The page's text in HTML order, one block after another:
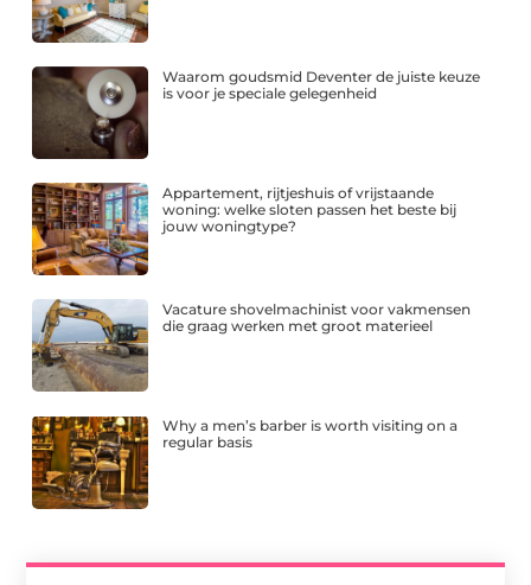
Waarom goudsmid Deventer de juiste keuze
is voor je speciale gelegenheid
Appartement, rijtjeshuis of vrijstaande
woning: welke sloten passen het beste bij
jouw woningtype?
Vacature shovelmachinist voor vakmensen
die graag werken met groot materieel
Why a men’s barber is worth visiting on a
regular basis